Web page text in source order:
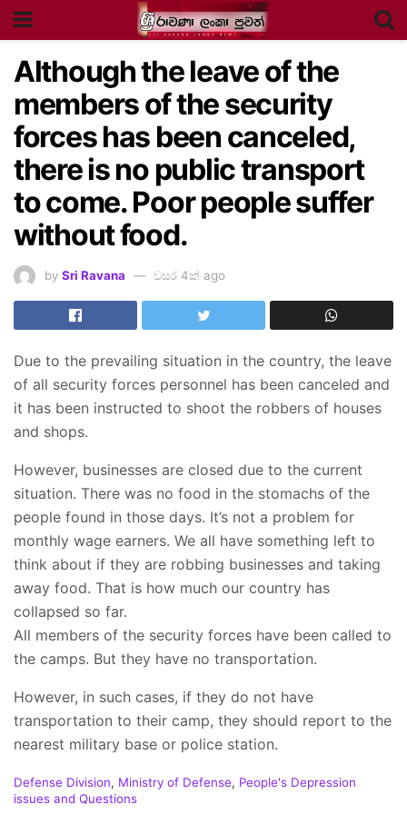
Although the leave of the
members of the security
forces has been canceled,
there is no public transport
to come. Poor people suffer
without food.
by Sri Ravana වසර 4ක් ago
Due to the prevailing situation in the country, the leave
of all security forces personnel has been canceled and
it has been instructed to shoot the robbers of houses
and shops.
However, businesses are closed due to the current
situation. There was no food in the stomachs of the
people found in those days. It’s not a problem for
monthly wage earners. We all have something left to
think about if they are robbing businesses and taking
away food. That is how much our country has
collapsed so far.
All members of the security forces have been called to
the camps. But they have no transportation.
However, in such cases, if they do not have
transportation to their camp, they should report to the
nearest military base or police station.
C
a
Defense Division, Ministry of Defense, People's Depression
issues and Questions